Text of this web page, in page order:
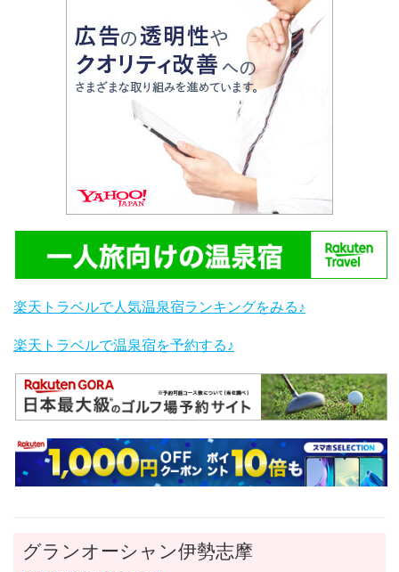
楽天トラベルで人気温泉宿ランキングをみる♪
楽天トラベルで温泉宿を予約する♪
グランオーシャン伊勢志摩